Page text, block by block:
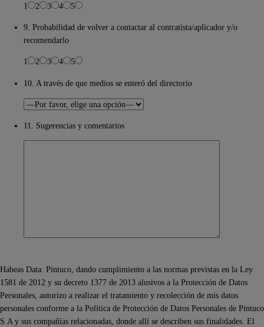
1 2 3 4 5
9. Probabilidad de volver a contactar al contratista/aplicador y/o
recomendarlo
1 2 3 4 5
10. A través de que medios se enteró del directorio
11. Sugerencias y comentarios
Habeas Data: Pintuco, dando cumplimiento a las normas previstas en la Ley
1581 de 2012 y su decreto 1377 de 2013 alusivos a la Protección de Datos
Personales, autorizo a realizar el tratamiento y recolección de mis datos
personales conforme a la Política de Protección de Datos Personales de Pintuco
S.A y sus compañías relacionadas, donde allí se describen sus finalidades. El